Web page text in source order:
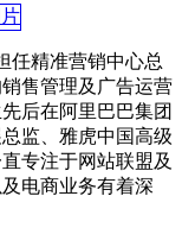
任精准营销中心总
售管理及广告运营
后在阿里巴巴集团
监、雅虎中国高级
专注于网站联盟及
电商业务有着深